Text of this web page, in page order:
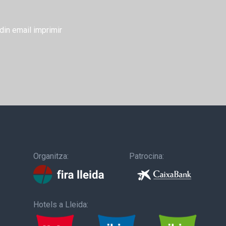
email imprimir
Organitza: Patrocina:
Hotels a Lleida: